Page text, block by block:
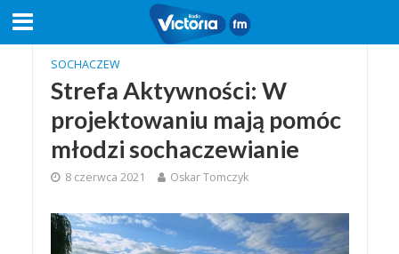
SOCHACZEW
Strefa Aktywności: W
projektowaniu mają pomóc
młodzi sochaczewianie
8 czerwca 2021 Oskar Tomczyk